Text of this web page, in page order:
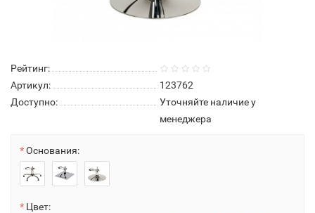
Рейтинг:
Артикул:
123762
Доступно:
Уточняйте наличие у
менеджера
Основания:
Цвет: